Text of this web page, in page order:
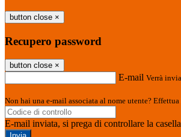
button close ×
Recupero password
button close ×
E-mail Verrà
Non hai una e-mail associata al nome utente?
E-mail inviata, si prega di controllare la